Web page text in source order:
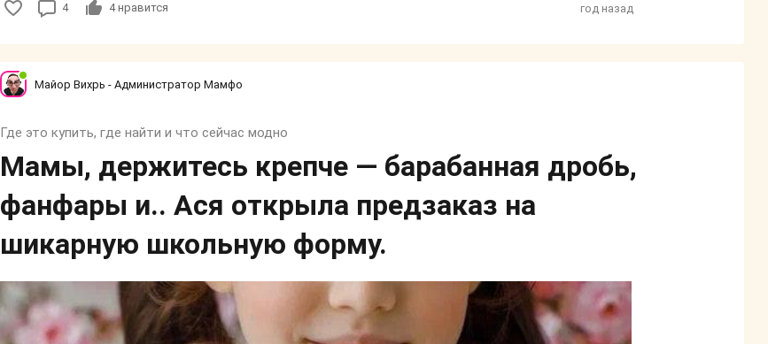
4 4нравится год назад
Майор Вихрь - Администратор Мамфо
Где это купить, где найти и что сейчас модно
Мамы, держитесь крепче — барабанная дробь,
фанфары и.. Ася открыла предзаказ на
шикарную школьную форму.